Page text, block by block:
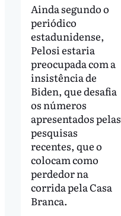
Ainda segundo o
periódico
estadunidense,
Pelosi estaria
preocupada com a
insistência de
Biden, que desafia
os números
apresentados pelas
pesquisas
recentes, que o
colocam como
perdedor na
corrida pela Casa
Branca.